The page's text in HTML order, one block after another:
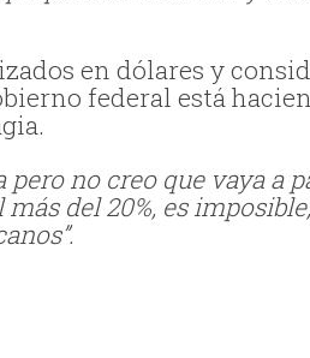
en dólares y
federal está
no creo que vaya a
del 20%, es imposible,